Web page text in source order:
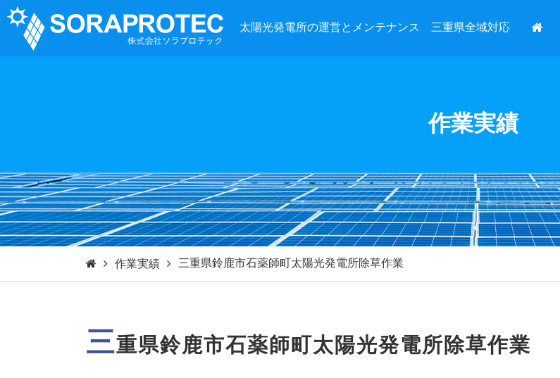
太陽光発電所の運営とメンテナンス 三重県全域対応
作業実績
作業実績 三重県鈴鹿市石薬師町太陽光発電所除草作業
三重県鈴鹿市石薬師町太陽光発電所除草作業